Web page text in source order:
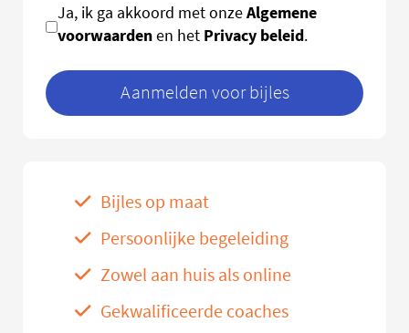
Ja, ik ga akkoord met onzeAlgemene
voorwaardenen het Privacy beleid.
Aanmelden voor bijles
Bijles op maat
Persoonlijke begeleiding
Zowel aan huis als online
Gekwalificeerde coaches